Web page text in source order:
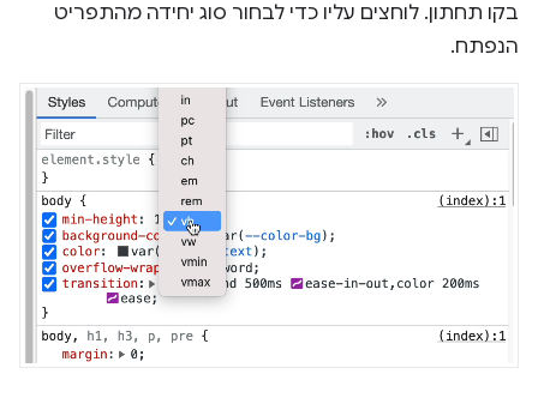
בקו תחתון. לוחצים עליו כדי לבחור סוג יחידה מהתפריט
הנפתח.